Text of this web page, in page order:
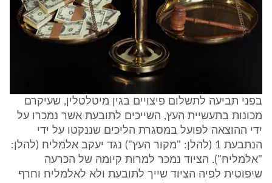
בפני תביעה לתשלום פיצויים בגין מיטלטלין, שעיקרם
מכונות בתעשיית העץ, השייכים לתובעת אשר נמכרו על
ידי ההוצאה לפועל במסגרת הליכים שננקטו על ידי
הנתבעת 1 (להלן: "מקור העץ") נגד יעקב אלמליח (להלן:
"אלמליח"). הציוד נמכר למרות קיומה של הכרעה
שיפוטית לפיה הציוד שייך לתובעת ולא לאלמליח וחרף